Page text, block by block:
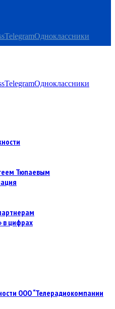
TelegramОдноклассники
TelegramОдноклассники
Тюпаевым
в цифрах
ООО “Телерадиокомпании